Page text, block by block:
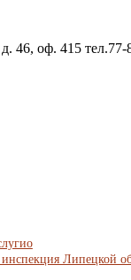
оф. 415 тел.77-
Липецкой